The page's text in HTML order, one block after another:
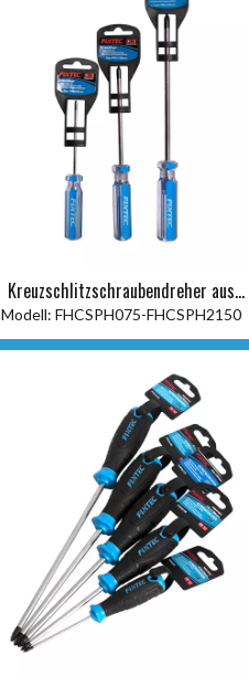
Kreuzschlitzschraubendreher aus
Kohlenstoffstahl
Modell: FHCSPH075-FHCSPH2150